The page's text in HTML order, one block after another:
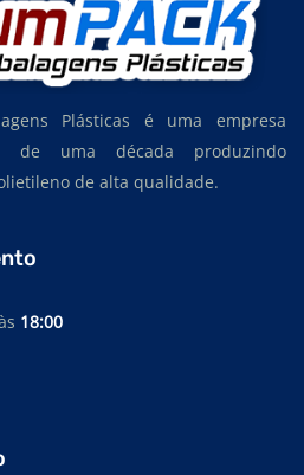
Plásticas é uma empresa
de uma década produzindo
de alta qualidade.
18:00